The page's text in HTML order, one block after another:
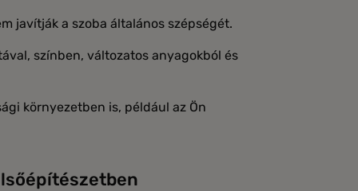
javítják a szoba általános szépségét.
színben, változatos anyagokból és
környezetben is, például az Ön